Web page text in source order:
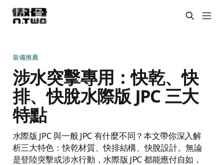
裝備推薦
涉水突擊專用：快乾、快
排、快脫水際版 JPC 三大
特點
水際版 JPC 與一般 JPC 有什麼不同？本文帶你深入解
析三大特色：快乾材質、快排結構、快脫設計。無論
是登陸突擊或涉水行動，水際版 JPC 都能應付自如，